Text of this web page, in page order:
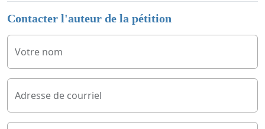
Contacter l'auteur de la pétition
Votre nom
Adresse de courriel